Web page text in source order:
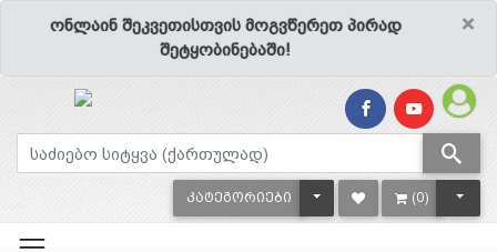
×
ონლაინ შეკვეთისთვის მოგვწერეთ პირად
შეტყობინებაში!
ᲙᲐᲢᲔᲒᲝᲠᲘᲔᲑᲘ TOGGLE DROPDOWN
(0)